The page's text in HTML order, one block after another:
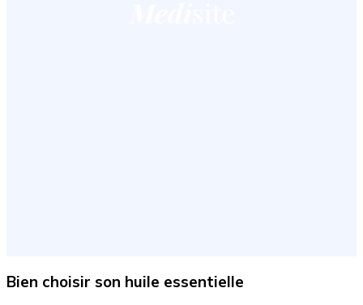
Bien choisir son huile essentielle